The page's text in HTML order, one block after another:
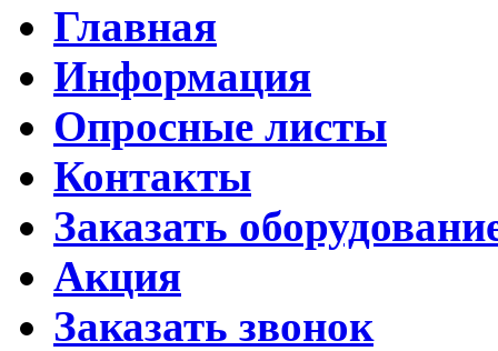
Главная
Информация
Опросные листы
Контакты
Заказать
Акция
Заказать звонок